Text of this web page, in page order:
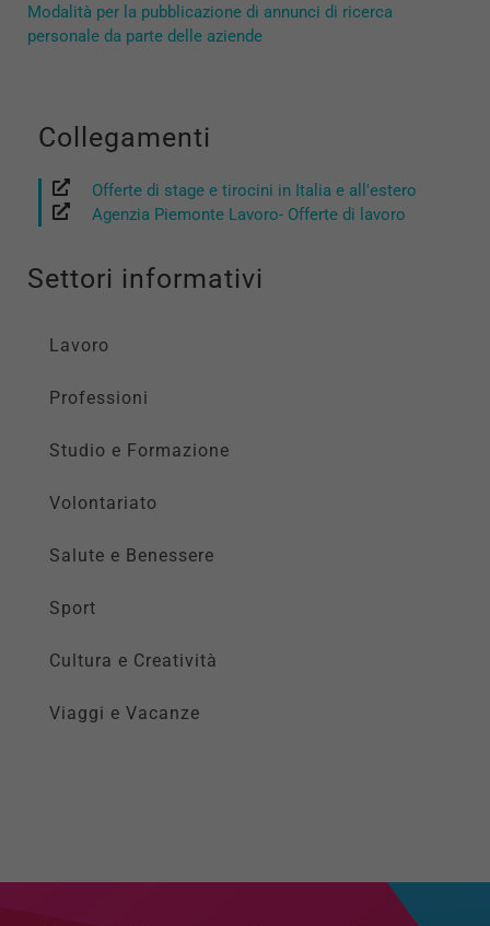
Modalità per la pubblicazione di annunci di ricerca
personale da parte delle aziende
Collegamenti
Offerte di stage e tirocini in Italia e all'estero
Agenzia Piemonte Lavoro- Offerte di lavoro
Settori informativi
Lavoro
Professioni
Studio e Formazione
Volontariato
Salute e Benessere
Sport
Cultura e Creatività
Viaggi e Vacanze